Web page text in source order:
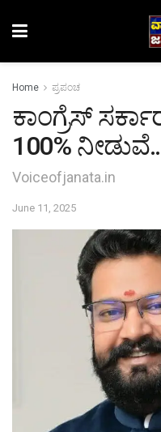
Home ಪ್ರಪಂಚ
ಕಾಂಗ್ರೆಸ್
100%
Voiceofjanata.in
June 11, 2025